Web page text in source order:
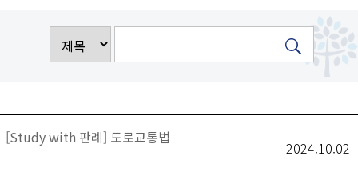
[Study with 판례] 도로교통법
2024.10.02